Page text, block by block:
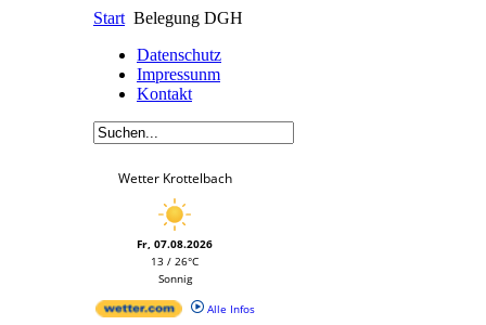
Start Belegung DGH
Datenschutz
Impressunm
Kontakt
Wetter Krottelbach
Fr, 07.08.2026
13 / 26°C
Sonnig
Alle Infos